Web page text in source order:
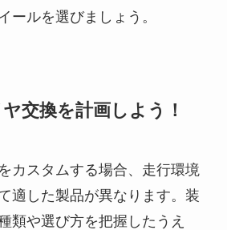
ールを選びましょう。
交換を計画しよう！
カスタムする場合、走行環境
適した製品が異なります。装
類や選び方を把握したうえ